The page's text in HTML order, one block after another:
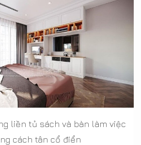
liền tủ sách và bàn làm việc
cách tân cổ điển